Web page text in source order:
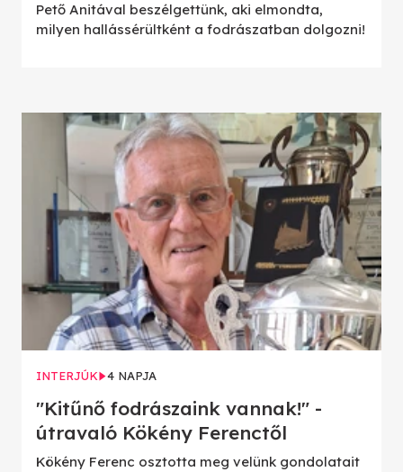
Pető Anitával beszélgettünk, aki elmondta,
milyen hallássérültként a fodrászatban dolgozni!
INTERJÚK 4 NAPJA
"Kitűnő fodrászaink vannak!" -
útravaló Kökény Ferenctől
Kökény Ferenc osztotta meg velünk gondolatait